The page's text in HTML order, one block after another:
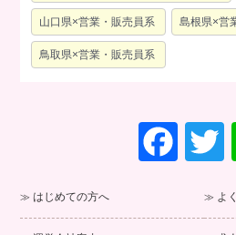
山口県×営業・販売員系 島根県×営
鳥取県×営業・販売員系
F
a
e
はじめての方へ よ